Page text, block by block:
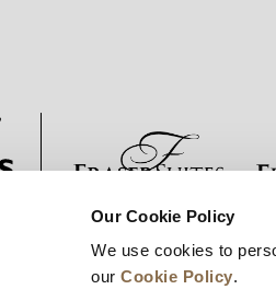
Our Cookie Policy
We use cookies to
ourCookie Policy.
事業展開 キャリア